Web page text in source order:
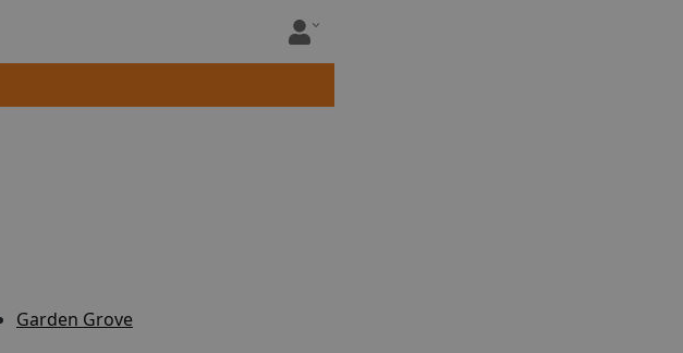
Garden Grove